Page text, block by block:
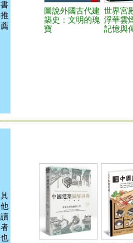
書
推
薦
圖說外國古代建
築史：文明的瑰
寶
世界宮
浮華雲
記憶與
其
他
讀
者
也